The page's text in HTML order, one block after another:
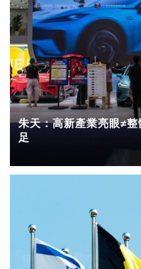
朱天：高新產業亮眼≠
足